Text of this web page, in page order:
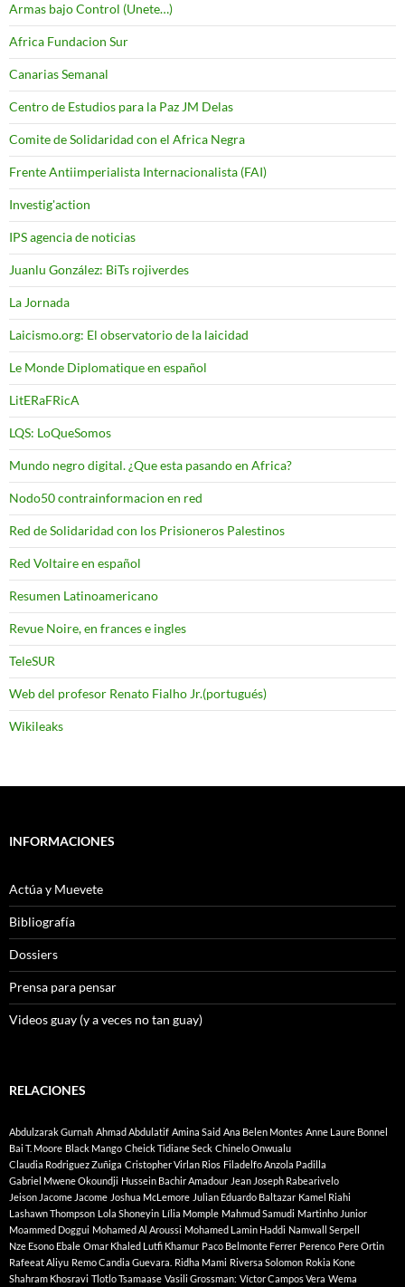
Armas bajo Control (Unete…)
Africa Fundacion Sur
Canarias Semanal
Centro de Estudios para la Paz JM Delas
Comite de Solidaridad con el Africa Negra
Frente Antiimperialista Internacionalista (FAI)
Investig'action
IPS agencia de noticias
Juanlu González: BiTs rojiverdes
La Jornada
Laicismo.org: El observatorio de la laicidad
Le Monde Diplomatique en español
LitERaFRicA
LQS: LoQueSomos
Mundo negro digital. ¿Que esta pasando en Africa?
Nodo50 contrainformacion en red
Red de Solidaridad con los Prisioneros Palestinos
Red Voltaire en español
Resumen Latinoamericano
Revue Noire, en frances e ingles
TeleSUR
Web del profesor Renato Fialho Jr.(portugués)
Wikileaks
INFORMACIONES
Actúa y Muevete
Bibliografía
Dossiers
Prensa para pensar
Videos guay (y a veces no tan guay)
RELACIONES
Abdulzarak Gurnah Ahmad Abdulatif Amina Said Ana Belen Montes Anne Laure Bonnel
Bai T. Moore Black Mango Cheick Tidiane Seck Chinelo Onwualu
Claudia Rodriguez Zuñiga Cristopher Virlan Rios Filadelfo Anzola Padilla
Gabriel Mwene Okoundji Hussein Bachir Amadour Jean Joseph Rabearivelo
Jeison Jacome Jacome Joshua McLemore Julian Eduardo Baltazar Kamel Riahi
Lashawn Thompson Lola Shoneyin Lília Momple Mahmud Samudi Martinho Junior
Moammed Doggui Mohamed Al Aroussi Mohamed Lamin Haddi Namwall Serpell
Nze Esono Ebale Omar Khaled Lutfi Khamur Paco Belmonte Ferrer Perenco Pere Ortin
Rafeeat Aliyu Remo Candia Guevara. Ridha Mami Riversa Solomon Rokia Kone
Shahram Khosravi Tlotlo Tsamaase Vasili Grossman: Víctor Campos Vera Wema